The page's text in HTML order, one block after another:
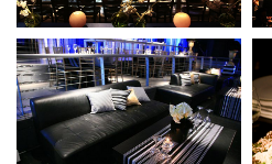
פופאפ
לחצו
לפתיחת
הגלריה
בחלון
פופאפ